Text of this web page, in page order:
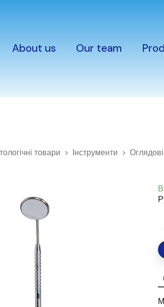
About us Our team
товари Інструменти